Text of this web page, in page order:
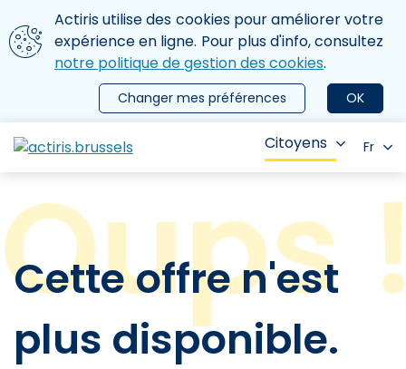
Aller au contenu principal
Nous utilisons des cookies
Actiris utilise des cookies pour améliorer votre
expérience en ligne. Pour plus d'info, consultez
notre politique de gestion des cookies.
OK
Changer mes préférences
le menu
Citoyens Fr
Cette offre n'est
plus disponible.